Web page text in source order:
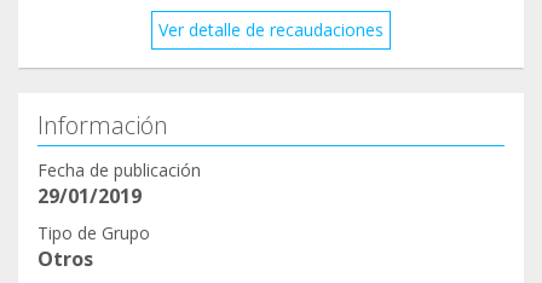
Ver detalle de recaudaciones
Información
Fecha de publicación
29/01/2019
Tipo de Grupo
Otros